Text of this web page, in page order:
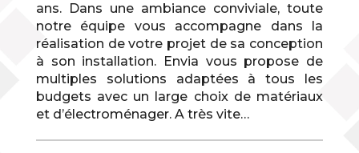
ans. Dans une ambiance conviviale, toute
notre équipe vous accompagne dans la
réalisation de votre projet de sa conception
à son installation. Envia vous propose de
multiples solutions adaptées à tous les
budgets avec un large choix de matériaux
et d’électroménager. A très vite…